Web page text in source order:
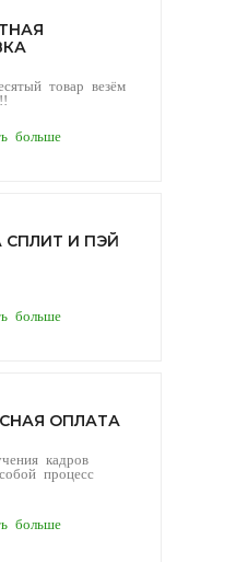
товар везём
больше
СПЛИТ И ПЭЙ
больше
ОПЛАТА
кадров
процесс
больше